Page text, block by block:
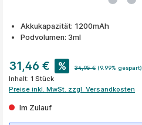
Akkukapazität: 1200mAh
Podvolumen: 3ml
31,46 € % 34,95 € (9.99% gespart)
Inhalt: 1 Stück
Preise inkl. MwSt. zzgl. Versandkosten
Im Zulauf